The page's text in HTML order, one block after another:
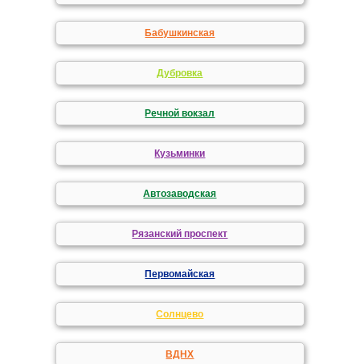
Бабушкинская
Дубровка
Речной вокзал
Кузьминки
Автозаводская
Рязанский проспект
Первомайская
Солнцево
ВДНХ